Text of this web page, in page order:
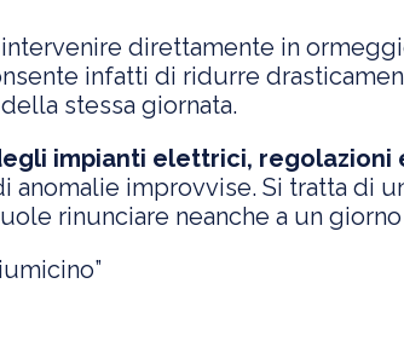
direttamente in
infatti di ridurre
stessa giornata.
impianti elettrici, regolazioni
improvvise. Si tratta di
rinunciare neanche a un